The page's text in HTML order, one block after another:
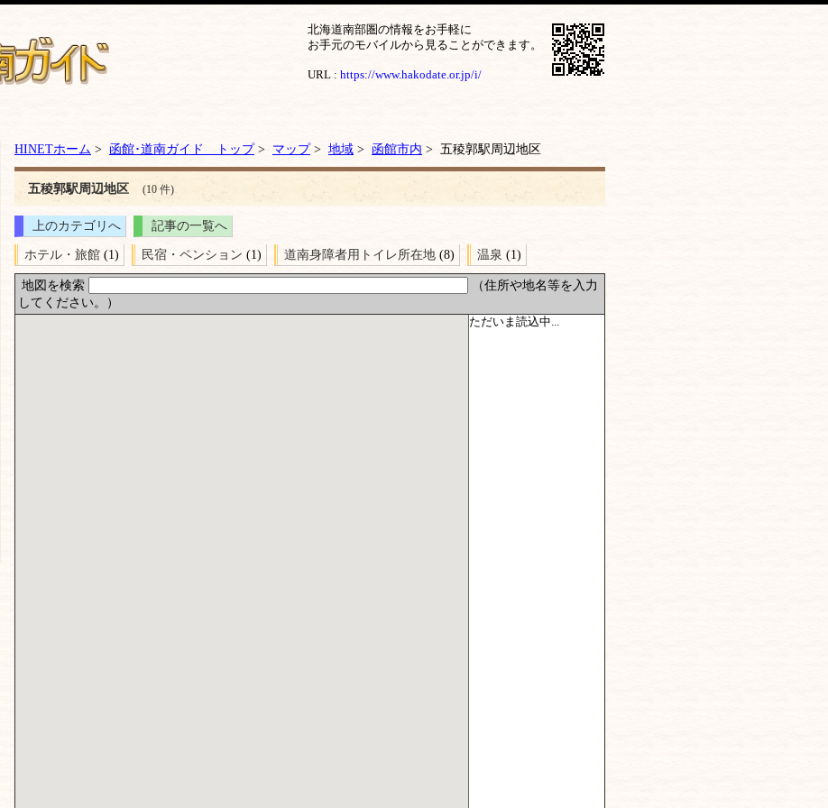
北海道南部圏の情報をお手軽に
お手元のモバイルから見ることができます。
URL : https://www.hakodate.or.jp/i/
HINETホーム > 函館･道南ガイド トップ> マップ> 地域 > 函館市内 > 五稜郭駅周辺地区
五稜郭駅周辺地区 (10 件)
上のカテゴリへ
記事の一覧へ
ホテル・旅館 (1) 民宿・ペンション (1) 道南身障者用トイレ所在地 (8) 温泉 (1)
地図を検索
（住所や地名等を入力
してください。）
ただいま読込中...